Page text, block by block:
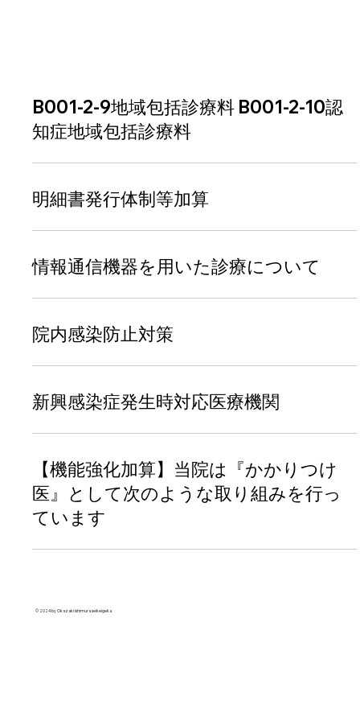
B001-2-9地域包括診療料 B001-2-10認
知症地域包括診療料
明細書発行体制等加算
情報通信機器を用いた診療について
院内感染防止対策
新興感染症発生時対応医療機関
【機能強化加算】当院は『かかりつけ
医』として次のような取り組みを行っ
ています
© 2024 by Okazaki Ishimura seikeigeka